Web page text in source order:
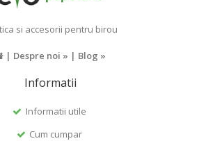
si accesorii pentru birou
| Despre noi » | Blog »
Informatii
Informatii utile
Cum cumpar